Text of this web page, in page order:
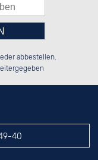
Sie die Zahl in
Feld ein.
abbestellen.
40